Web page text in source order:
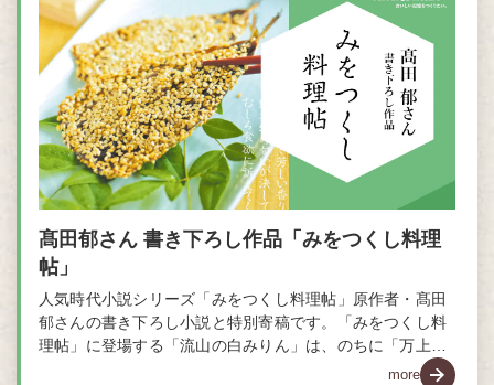
髙田郁さん 書き下ろし作品「みをつくし料理
帖」
人気時代小説シリーズ「みをつくし料理帖」原作者・髙田
郁さんの書き下ろし小説と特別寄稿です。「みをつくし料
理帖」に登場する「流山の白みりん」は、のちに「万上」
more